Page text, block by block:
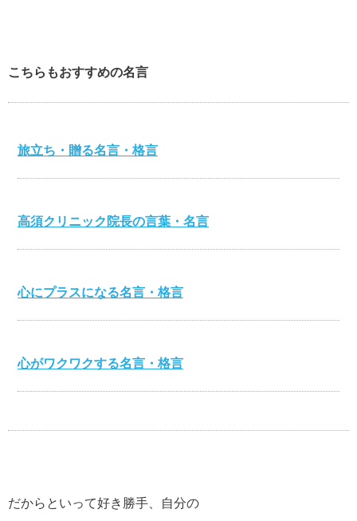
こちらもおすすめの名言
旅立ち・贈る名言・格言
高須クリニック院長の言葉・名言
心にプラスになる名言・格言
心がワクワクする名言・格言
伊集院静の名言・格言
自分が強くなる名言・格言
だからといって好き勝手、自分の